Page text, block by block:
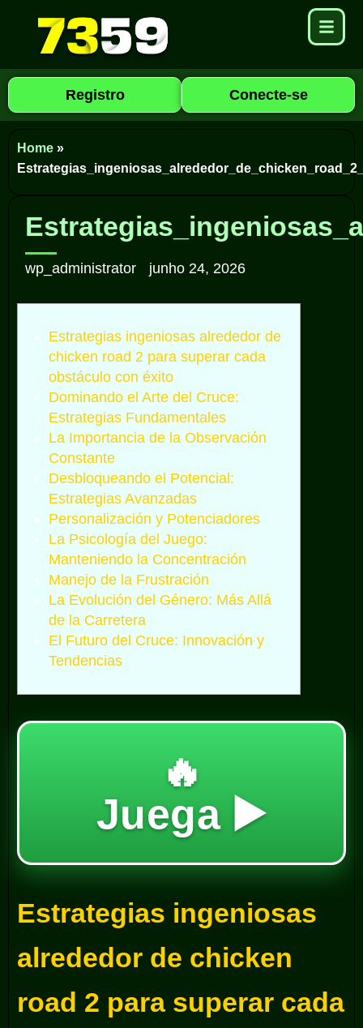
Registro Conecte-se
Home »
wp_administrator junho 24, 2026
Estrategias ingeniosas alrededor de
chicken road 2 para superar cada
obstáculo con éxito
Dominando el Arte del Cruce:
Estrategias Fundamentales
La Importancia de la Observación
Constante
Desbloqueando el Potencial:
Estrategias Avanzadas
Personalización y Potenciadores
La Psicología del Juego:
Manteniendo la Concentración
Manejo de la Frustración
La Evolución del Género: Más Allá
de la Carretera
El Futuro del Cruce: Innovación y
Tendencias
🔥
Juega ▶️
Estrategias ingeniosas
alrededor de chicken
road 2 para superar cada